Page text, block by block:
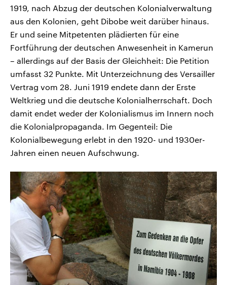
1919, nach Abzug der deutschen Kolonialverwaltung
aus den Kolonien, geht Dibobe weit darüber hinaus.
Er und seine Mitpetenten plädierten für eine
Fortführung der deutschen Anwesenheit in Kamerun
– allerdings auf der Basis der Gleichheit: Die Petition
umfasst 32 Punkte. Mit Unterzeichnung des Versailler
Vertrag vom 28. Juni 1919 endete dann der Erste
Weltkrieg und die deutsche Kolonialherrschaft. Doch
damit endet weder der Kolonialismus im Innern noch
die Kolonialpropaganda. Im Gegenteil: Die
Kolonialbewegung erlebt in den 1920- und 1930er-
Jahren einen neuen Aufschwung.